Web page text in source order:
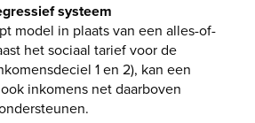
systeem
model in plaats van een alles-of-
het sociaal tarief voor de
1 en 2), kan een
inkomens net daarboven